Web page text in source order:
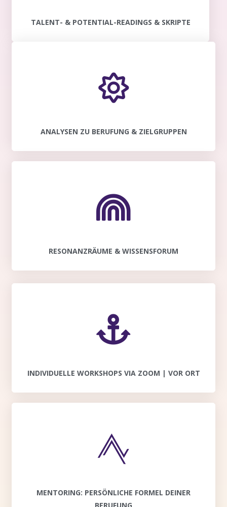
TALENT- & POTENTIAL-READINGS & SKRIPTE
ANALYSEN ZU BERUFUNG & ZIELGRUPPEN
RESONANZRÄUME & WISSENSFORUM
INDIVIDUELLE WORKSHOPS VIA ZOOM | VOR ORT
MENTORING: PERSÖNLICHE FORMEL DEINER